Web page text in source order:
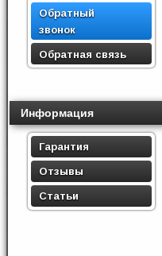
Обратный
звонок
Обратная связь
Информация
Гарантия
Отзывы
Статьи